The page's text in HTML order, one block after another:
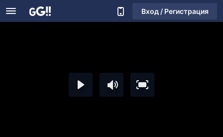
Вход / Регистрация